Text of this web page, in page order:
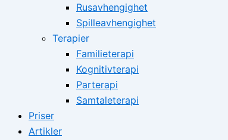
Rusavhengighet
Spilleavhengighet
Terapier
Familieterapi
Kognitivterapi
Parterapi
Samtaleterapi
Priser
Artikler